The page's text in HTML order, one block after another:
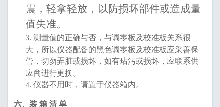
震，轻拿轻放， 以防损坏部件或造成量
值失准。
3.测量值的正确与否，与调零板及校准板关系很
大，所以仪器配备的黑色调零板 及校准板应采善保
管，切勿弄脏或损坏，如有玷污或损坏，应联系供
应商进行更换。
4.仪器不用时，请置于仪器箱内。
六、装 箱 清 单